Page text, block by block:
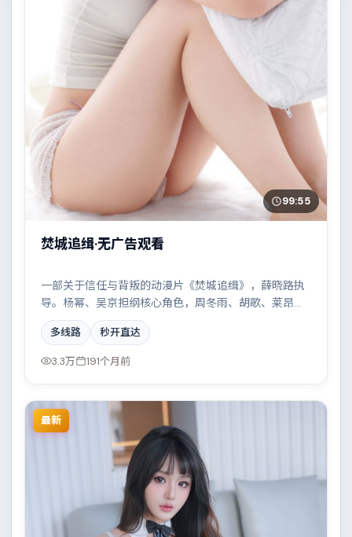
99:55
焚城追缉·无广告观看
一部关于信任与背叛的动漫片《焚城追缉》，薛晓路执
导。杨幂、吴京担纲核心角色，周冬雨、胡歌、莱昂纳
多·迪卡普里奥等实力加盟，取景与班底多来自俄罗斯。
都市霓虹下的人性试炼与自我救赎。结尾留白耐人寻
味。
多线路 秒开直达
3.3万 191个月前
最新